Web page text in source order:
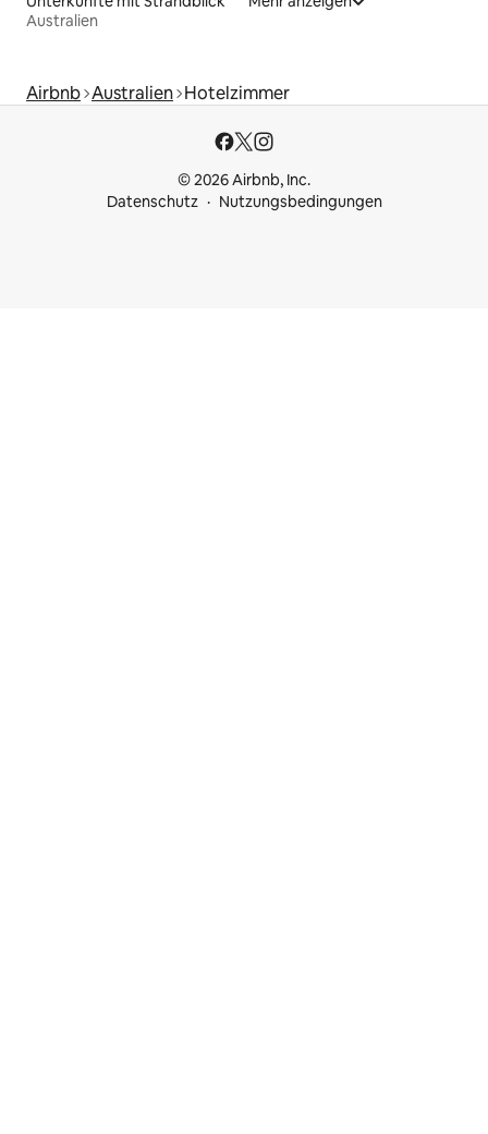
Australien
Airbnb Australien Hotelzimmer
© 2026 Airbnb, Inc.
Datenschutz
Nutzungsbedingungen